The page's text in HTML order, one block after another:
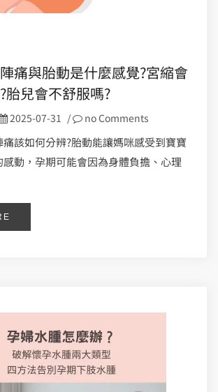
痛與胎動是什麼感覺?宮縮會
胎兒會不舒服嗎?
2025-07-31 / no Comments
該如何分辨?胎動能讓媽咪感受到寶寶
動，孕期可能會因為身體負擔、心理